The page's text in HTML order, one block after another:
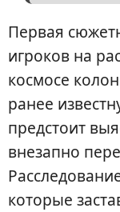
Первая
игроков на
космосе
ранее
предстоит
внезапно
которые